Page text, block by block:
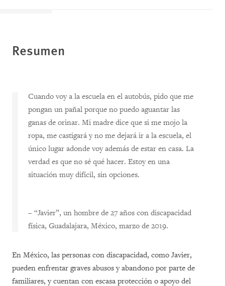
Resumen
Cuando voy a la escuela en el autobús, pido que me
pongan un pañal porque no puedo aguantar las
ganas de orinar. Mi madre dice que si me mojo la
ropa, me castigará y no me dejará ir a la escuela, el
único lugar adonde voy además de estar en casa. La
verdad es que no sé qué hacer. Estoy en una
situación muy difícil, sin opciones.
– “Javier”, un hombre de 27 años con discapacidad
física, Guadalajara, México, marzo de 2019.
En México, las personas con discapacidad, como Javier,
pueden enfrentar graves abusos y abandono por parte de
familiares, y cuentan con escasa protección o apoyo del